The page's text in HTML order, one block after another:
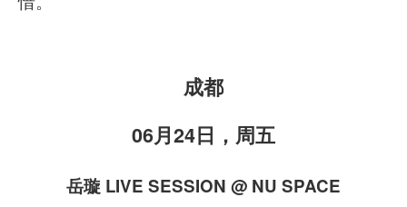
成都
06月24日，周五
岳璇 LIVE SESSION @ NU SPACE